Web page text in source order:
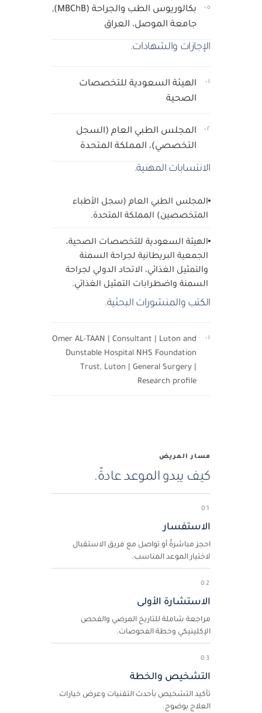
بكالوريوس الطب والجراحة (MBChB),
جامعة الموصل، العراق
الإجازات والشهادات.
الهيئة السعودية للتخصصات
الصحية
المجلس الطبي العام (السجل
التخصصي)، المملكة المتحدة
الانتسابات المهنية.
المجلس الطبي العام (سجل الأطباء
المتخصصين) المملكة المتحدة.
الهيئة السعودية للتخصصات الصحية،
الجمعية البريطانية لجراحة السمنة
والتمثيل الغذائي، الاتحاد الدولي لجراحة
السمنة واضطرابات التمثيل الغذائي.
الكتب والمنشورات البحثية.
Omer AL-TAAN | Consultant | Luton and
Dunstable Hospital NHS Foundation
Trust, Luton | General Surgery |
Research profile
مسار المريض
كيف يبدو الموعد عادةً.
الاستفسار
احجز مباشرةً أو تواصل مع فريق الاستقبال
لاختيار الموعد المناسب.
الاستشارة الأولى
مراجعة شاملة للتاريخ المرضي والفحص
الإكلينيكي وخطة الفحوصات.
التشخيص والخطة
تأكيد التشخيص بأحدث التقنيات وعرض خيارات
العلاج بوضوح.